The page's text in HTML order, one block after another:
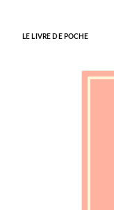
LE LIVRE DE POCHE